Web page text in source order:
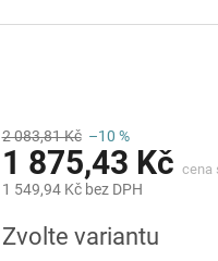
2 083,81 Kč –10 %
1 875,43 Kč
1 549,94 Kč bez DPH
cena:
Zvolte variantu